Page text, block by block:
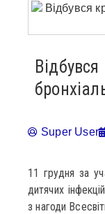
Super User
11 грудня за
дитячих
з нагоди